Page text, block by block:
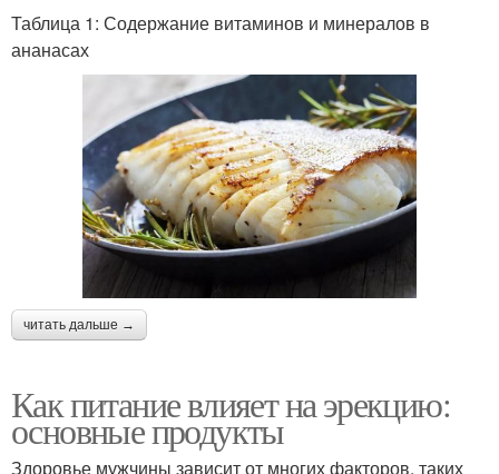
Таблица 1: Содержание витаминов и минералов в
ананасах
читать дальше →
Как питание влияет на эрекцию:
основные продукты
Здоровье мужчины зависит от многих факторов, таких